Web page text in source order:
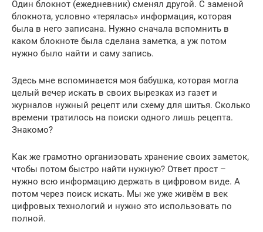
Один блокнот (ежедневник) сменял другой. С заменой
блокнота, условно «терялась» информация, которая
была в него записана. Нужно сначала вспомнить в
каком блокноте была сделана заметка, а уж потом
нужно было найти и саму запись.
Здесь мне вспоминается моя бабушка, которая могла
целый вечер искать в своих вырезках из газет и
журналов нужный рецепт или схему для шитья. Сколько
времени тратилось на поиски одного лишь рецепта.
Знакомо?
Как же грамотно организовать хранение своих заметок,
чтобы потом быстро найти нужную? Ответ прост –
нужно всю информацию держать в цифровом виде. А
потом через поиск искать. Мы же уже живём в век
цифровых технологий и нужно это использовать по
полной.